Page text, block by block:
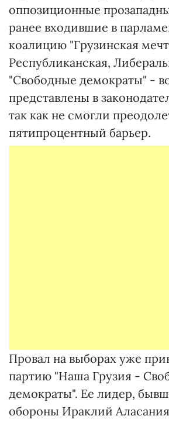
оппозиционные
ранее входившие в
коалицию "Грузинская
Республиканская,
"Свободные демократы" -
представлены в
так как не смогли
пятипроцентный барьер.
Провал на выборах уже
партию "Наша Грузия -
демократы". Ее лидер,
обороны Ираклий